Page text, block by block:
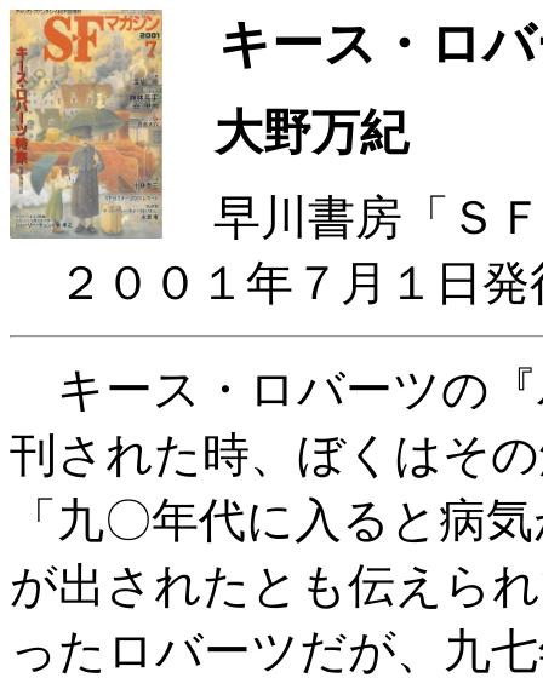
キース・ロ
大野万紀
早川書房「Ｓ
２００１年７月１日発
キース・ロバーツの
刊された時、ぼくはそ
「九〇年代に入ると病
が出されたとも伝えら
ったロバーツだが、九